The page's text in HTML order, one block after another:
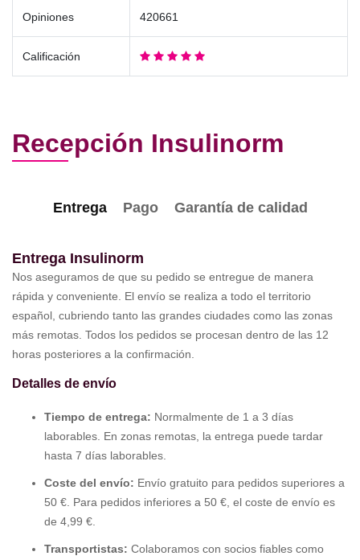
Opiniones 420661
Calificación
Recepción Insulinorm
Entrega Pago Garantía de calidad
Entrega Insulinorm
Nos aseguramos de que su pedido se entregue de manera
rápida y conveniente. El envío se realiza a todo el territorio
español, cubriendo tanto las grandes ciudades como las zonas
más remotas. Todos los pedidos se procesan dentro de las 12
horas posteriores a la confirmación.
Detalles de envío
Tiempo de entrega: Normalmente de 1 a 3 días
laborables. En zonas remotas, la entrega puede tardar
hasta 7 días laborables.
Coste del envío: Envío gratuito para pedidos superiores a
50 €. Para pedidos inferiores a 50 €, el coste de envío es
de 4,99 €.
Transportistas: Colaboramos con socios fiables como